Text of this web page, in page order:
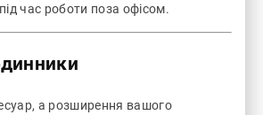
час роботи поза офісом.
а розширення вашого